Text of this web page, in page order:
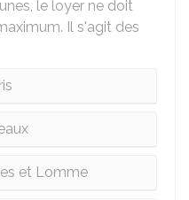
le loyer ne doit
Il s'agit des
et Lomme